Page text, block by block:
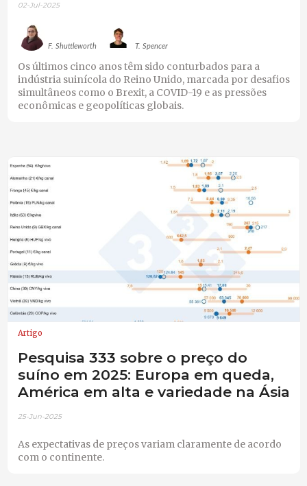
02-Jul-2025
F. Shuttleworth T. Spencer
Os últimos cinco anos têm sido conturbados para a
indústria suinícola do Reino Unido, marcada por desafios
simultâneos como o Brexit, a COVID-19 e as pressões
econômicas e geopolíticas globais.
Artigo
Pesquisa 333 sobre o preço do
suíno em 2025: Europa em queda,
América em alta e variedade na Ásia
25-Jun-2025
As expectativas de preços variam claramente de acordo
com o continente.